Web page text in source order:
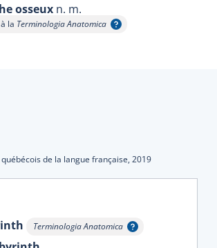
osseux n. m.
la Terminologia Anatomica
de la langue française, 2019
Terminologia Anatomica
Afficher l'infobulle